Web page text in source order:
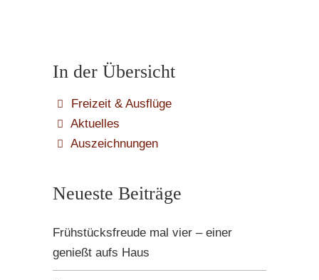
In der Übersicht
Freizeit & Ausflüge
Aktuelles
Auszeichnungen
Neueste Beiträge
Frühstücksfreude mal vier – einer
genießt aufs Haus